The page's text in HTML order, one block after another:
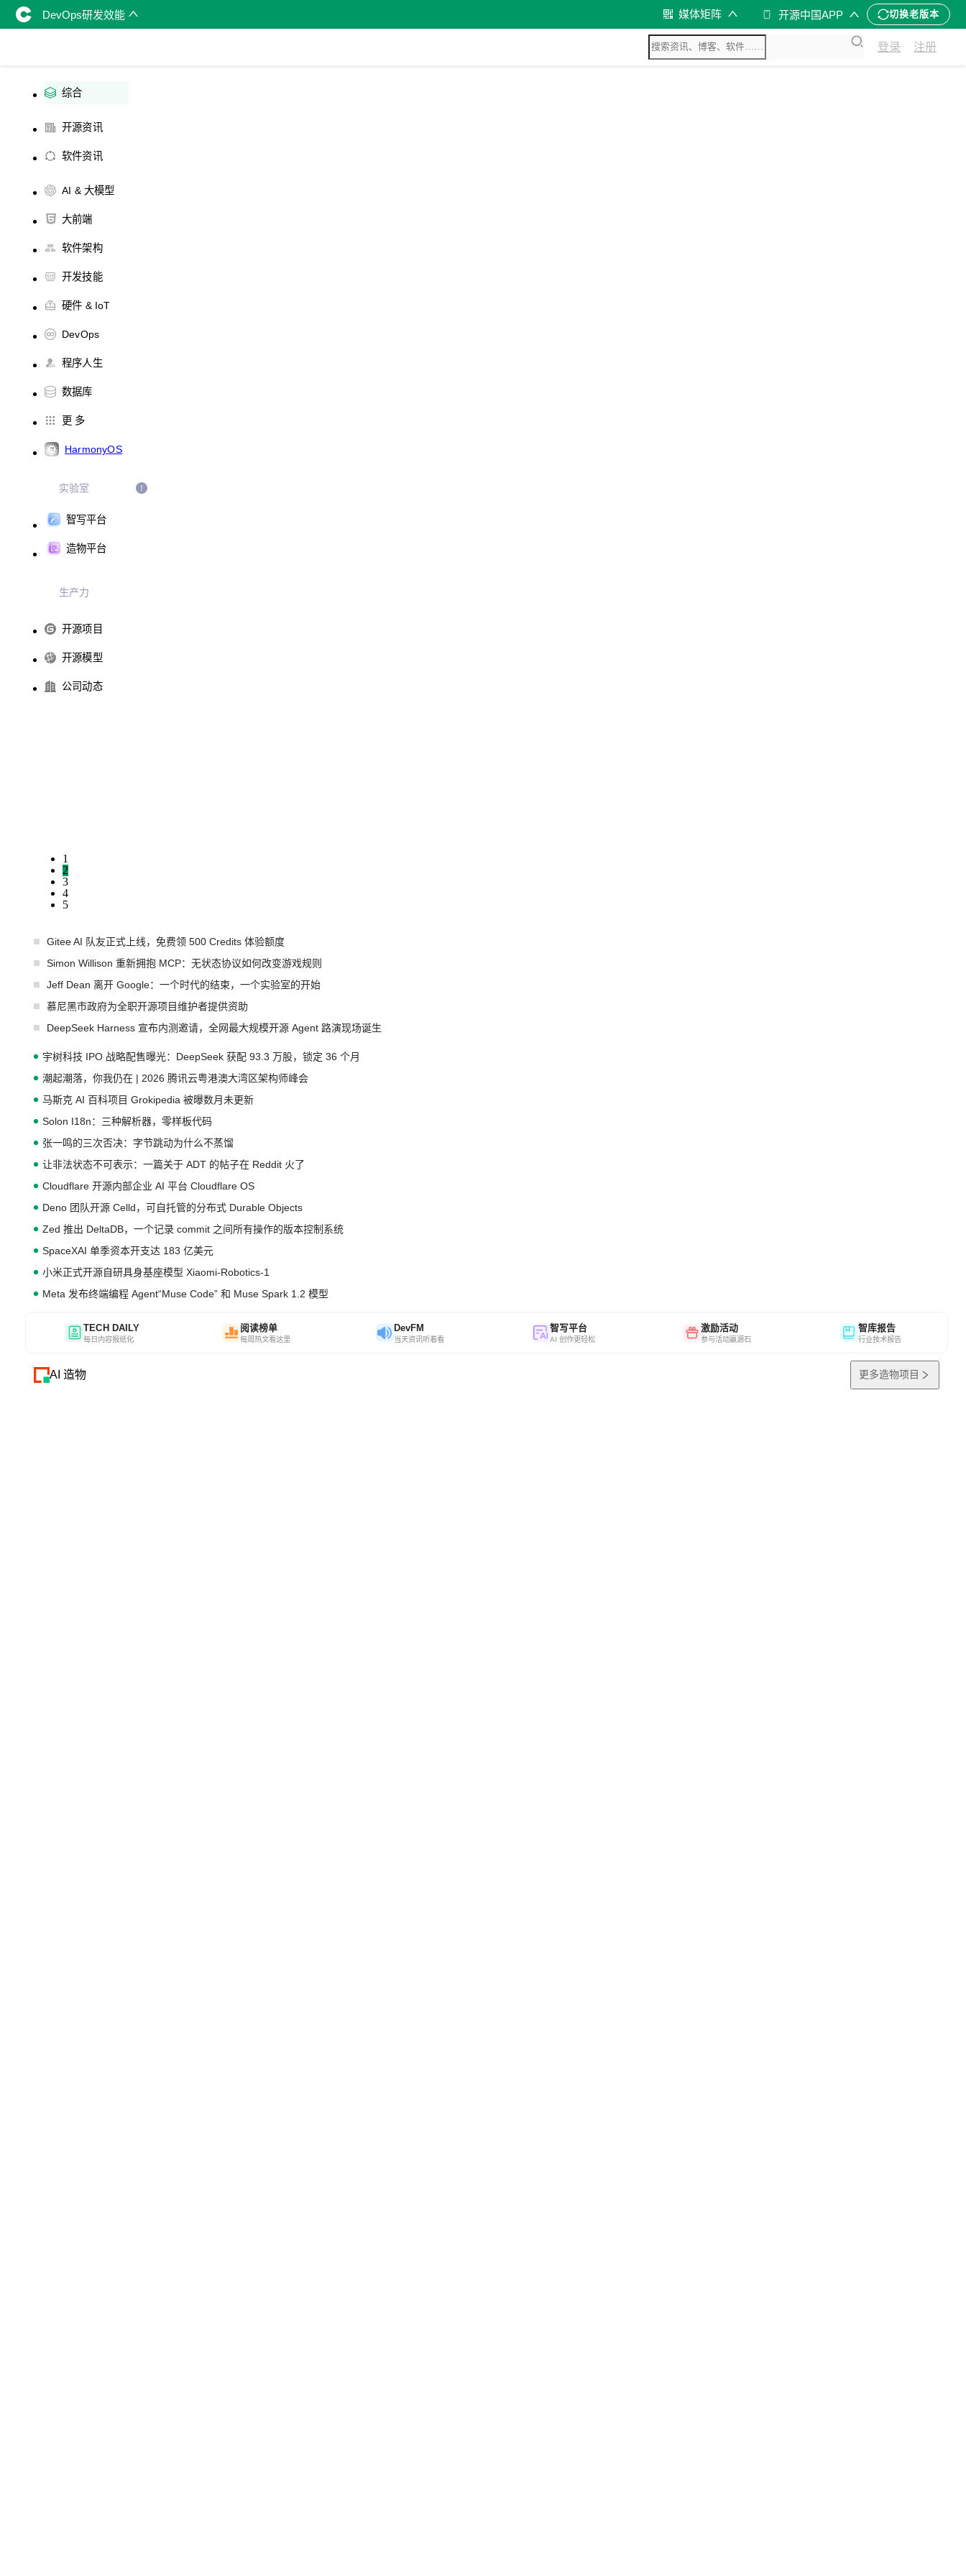
DevOps研发效能 媒体矩阵 开源中国APP 切换老版本
登录 注册
综合
开源资讯
软件资讯
AI & 大模型
大前端
软件架构
开发技能
硬件 & IoT
DevOps
程序人生
数据库
更 多
HarmonyOS
实验室
智写平台
造物平台
生产力
开源项目
开源模型
公司动态
1
2
3
4
5
Gitee AI 队友正式上线，免费领 500 Credits 体验额度
Simon Willison 重新拥抱 MCP：无状态协议如何改变游戏规则
Jeff Dean 离开 Google：一个时代的结束，一个实验室的开始
慕尼黑市政府为全职开源项目维护者提供资助
DeepSeek Harness 宣布内测邀请，全网最大规模开源 Agent 路演现场诞生
宇树科技 IPO 战略配售曝光：DeepSeek 获配 93.3 万股，锁定 36 个月
潮起潮落，你我仍在 | 2026 腾讯云粤港澳大湾区架构师峰会
马斯克 AI 百科项目 Grokipedia 被曝数月未更新
Solon I18n：三种解析器，零样板代码
张一鸣的三次否决：字节跳动为什么不蒸馏
让非法状态不可表示：一篇关于 ADT 的帖子在 Reddit 火了
Cloudflare 开源内部企业 AI 平台 Cloudflare OS
Deno 团队开源 Celld，可自托管的分布式 Durable Objects
Zed 推出 DeltaDB，一个记录 commit 之间所有操作的版本控制系统
SpaceXAI 单季资本开支达 183 亿美元
小米正式开源自研具身基座模型 Xiaomi-Robotics-1
Meta 发布终端编程 Agent“Muse Code” 和 Muse Spark 1.2 模型
TECH DAILY
每日内容报纸化
阅读榜单
每周热文看这里
DevFM
当天资讯听着看
智写平台
AI 创作更轻松
激励活动
参与活动赢源石
智库报告
行业技术报告
AI 造物 更多造物项目